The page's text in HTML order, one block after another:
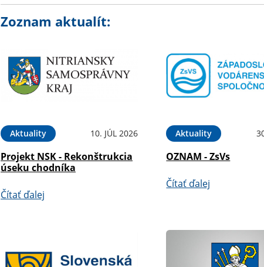
Zoznam aktualít:
Aktuality 10. JÚL 2026
Projekt NSK - Rekonštrukcia
úseku chodníka
Čítať ďalej
Aktuality
OZNAM - ZsVs
Čítať ďalej